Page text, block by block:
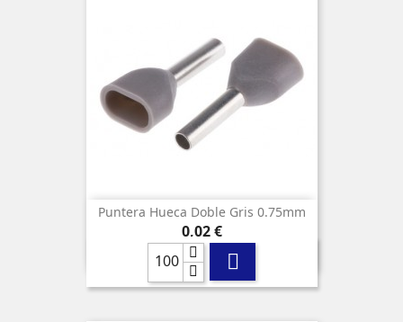
Puntera Hueca Doble Gris 0.75mm
Precio
0,02 €
